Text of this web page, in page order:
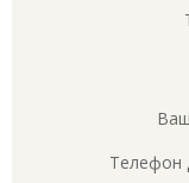
Телефон